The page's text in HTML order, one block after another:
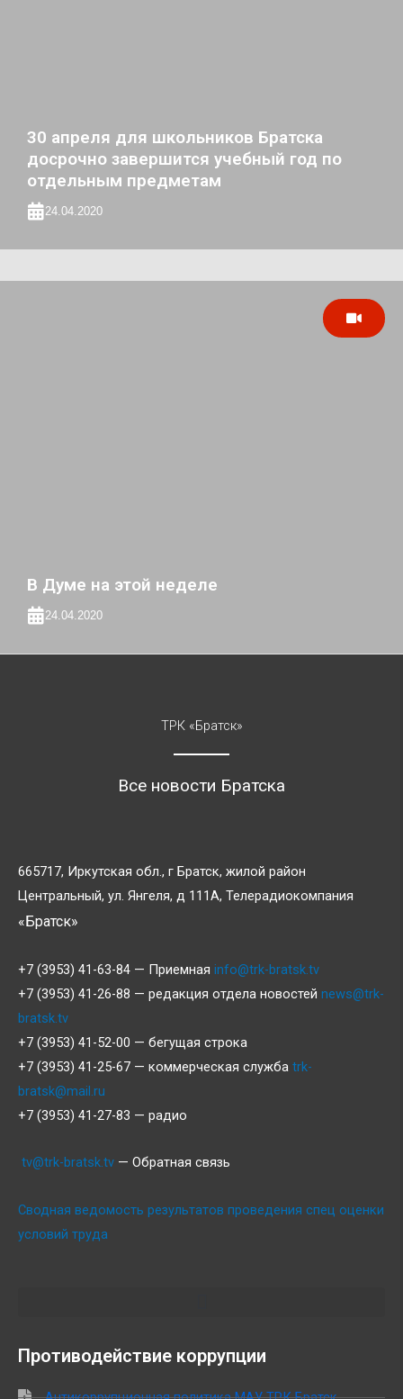
30 апреля для школьников Братска
досрочно завершится учебный год по
отдельным предметам
24.04.2020
В Думе на этой неделе
24.04.2020
ТРК «Братск»
Все новости Братска
665717, Иркутская обл., г Братск, жилой район
Центральный, ул. Янгеля, д 111А, Телерадиокомпания
«Братск»
+7 (3953) 41-63-84 — Приемная info@trk-bratsk.tv
+7 (3953) 41-26-88 — редакция отдела новостей news@trk-
bratsk.tv
+7 (3953) 41-52-00 — бегущая строка
+7 (3953) 41-25-67 — коммерческая служба trk-
bratsk@mail.ru
+7 (3953) 41-27-83 — радио
tv@trk-bratsk.tv — Обратная связь
Сводная ведомость результатов проведения спец оценки
условий труда
Противодействие коррупции